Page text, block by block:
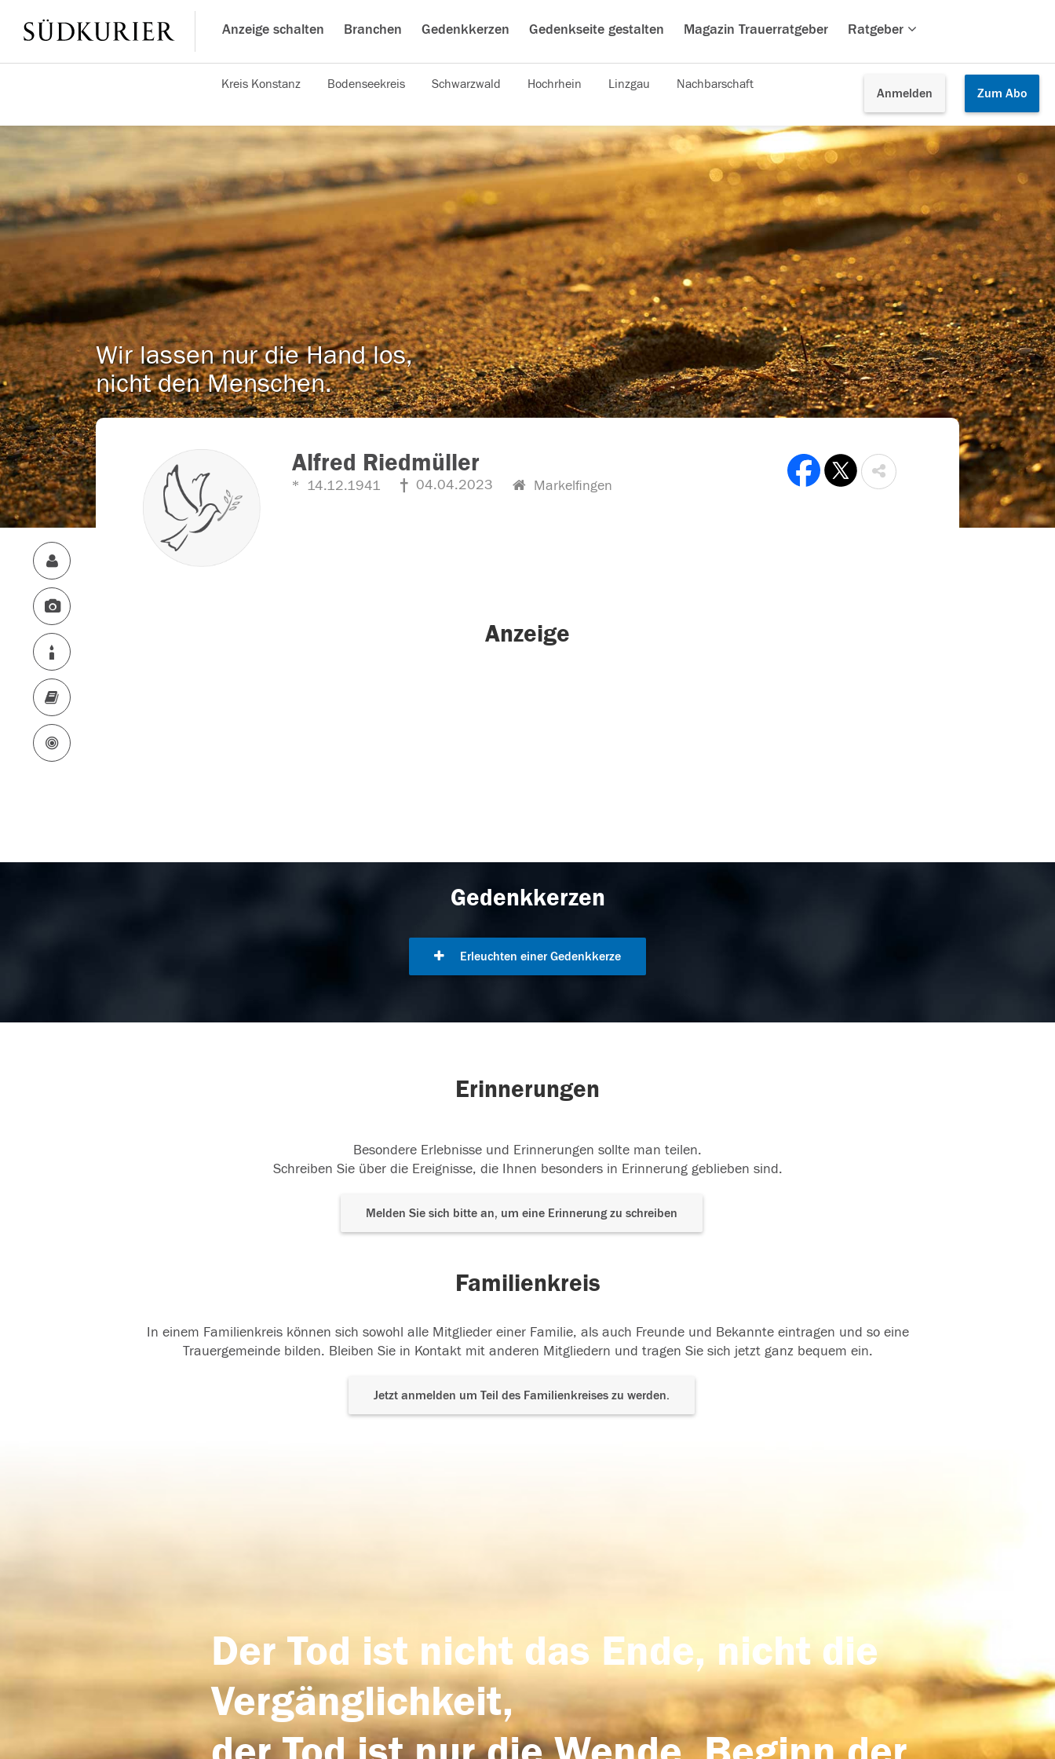
Anzeige schalten Branchen Gedenkkerzen Gedenkseite gestalten Magazin Trauerratgeber Ratgeber
Anmelden Zum Abo
Kreis Konstanz Bodenseekreis Schwarzwald Hochrhein Linzgau Nachbarschaft
Wir lassen nur die Hand los,
nicht den Menschen.
Alfred Riedmüller
14.12.1941 04.04.2023 Markelfingen
Anzeige
Gedenkkerzen
Erleuchten einer Gedenkkerze
Erinnerungen
Besondere Erlebnisse und Erinnerungen sollte man teilen.
Schreiben Sie über die Ereignisse, die Ihnen besonders in Erinnerung geblieben sind.
Melden Sie sich bitte an, um eine Erinnerung zu schreiben
Familienkreis
In einem Familienkreis können sich sowohl alle Mitglieder einer Familie, als auch Freunde und Bekannte eintragen und so eine
Trauergemeinde bilden. Bleiben Sie in Kontakt mit anderen Mitgliedern und tragen Sie sich jetzt ganz bequem ein.
Jetzt anmelden um Teil des Familienkreises zu werden.
Der Tod ist nicht das Ende, nicht die
Vergänglichkeit,